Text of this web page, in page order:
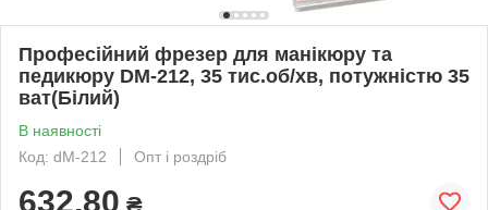
Професійний фрезер для манікюру та
педикюру DM-212, 35 тис.об/хв, потужністю 35
ват(Білий)
В наявності
Код: dM-212
Опт і роздріб
632,80